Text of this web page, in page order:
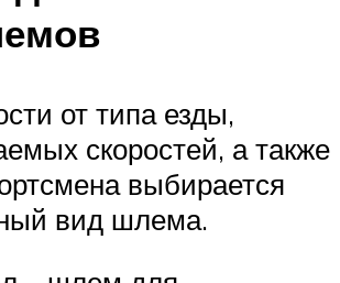
от типа езды,
скоростей, а также
выбирается
вид шлема.